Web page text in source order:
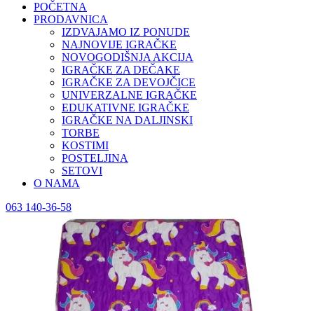
POČETNA
PRODAVNICA
IZDVAJAMO IZ PONUDE
NAJNOVIJE IGRAČKE
NOVOGODIŠNJA AKCIJA
IGRAČKE ZA DEČAKE
IGRAČKE ZA DEVOJČICE
UNIVERZALNE IGRAČKE
EDUKATIVNE IGRAČKE
IGRAČKE NA DALJINSKI
TORBE
KOSTIMI
POSTELJINA
SETOVI
O NAMA
063 140-36-58